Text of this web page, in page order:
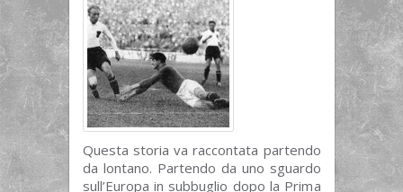
Questa storia va raccontata partendo
da lontano. Partendo da uno sguardo
sull’Europa in subbuglio dopo la Prima